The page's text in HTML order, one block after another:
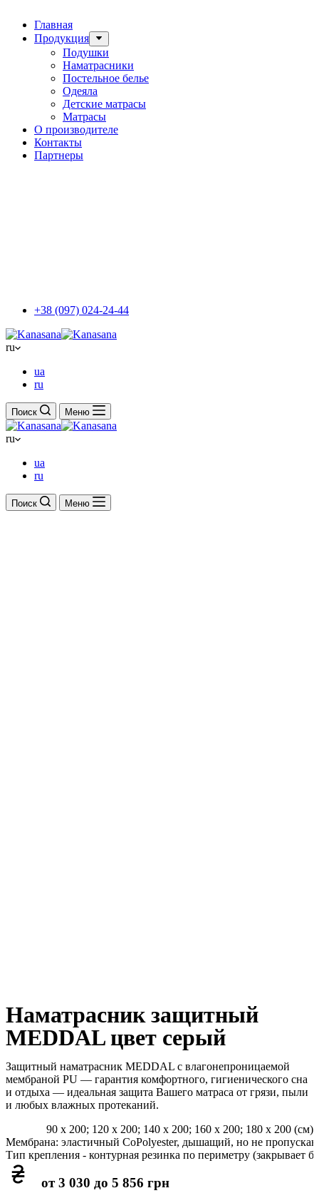
Главная
Продукция
Подушки
Наматрасники
Постельное белье
Одеяла
Детские матрасы
Матрасы
О производителе
Контакты
Партнеры
+38 (097) 024-24-44
ru
ua
ru
Поиск Меню
ru
ua
ru
Поиск Меню
Наматрасник защитный
MEDDAL цвет серый
Защитный наматрасник MEDDAL с влагонепроницаемой
мембраной PU — гарантия комфортного, гигиенического сна
и отдыха — идеальная защита Вашего матраса от грязи, пыли
и любых влажных протеканий.
90 x 200; 120 x 200; 140 x 200; 160 x 200; 180 x 200 (см)
Мембрана: эластичный CoPolyester, дышащий, но не
Тип крепления - контурная резинка по периметру (закрывает
от 3 030 до 5 856 грн